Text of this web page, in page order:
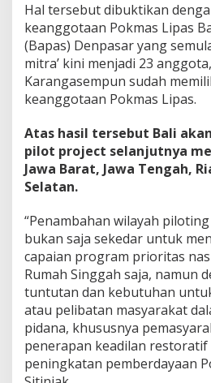
Hal tersebut dibuktikan
keanggotaan Pokmas Lipas
(Bapas) Denpasar yang
mitra’ kini menjadi 23
Karangasempun sudah
keanggotaan Pokmas Lipas.
Atas hasil tersebut Bali
pilot project selanjutnya
Jawa Barat, Jawa Tengah,
Selatan.
“Penambahan wilayah
bukan saja sekedar untuk
capaian program prioritas
Rumah Singgah saja, namun
tuntutan dan kebutuhan
atau pelibatan masyarakat
pidana, khususnya
penerapan keadilan restoratif
peningkatan pemberdayaan